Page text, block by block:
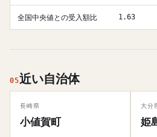
全国中央値との受入額比 1.63
05近い自治体
長崎県
小値賀町
大分
姫